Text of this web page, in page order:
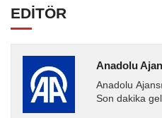
EDİTÖR
Anadolu
Anadolu
Son dakika